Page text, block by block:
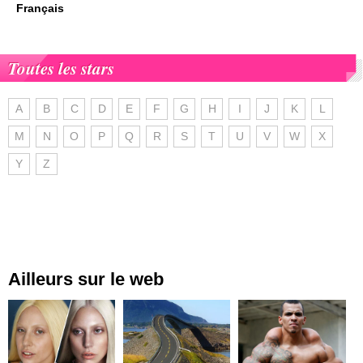
Français
Toutes les stars
A B C D E F G H I J K L
M N O P Q R S T U V W X
Y Z
Ailleurs sur le web